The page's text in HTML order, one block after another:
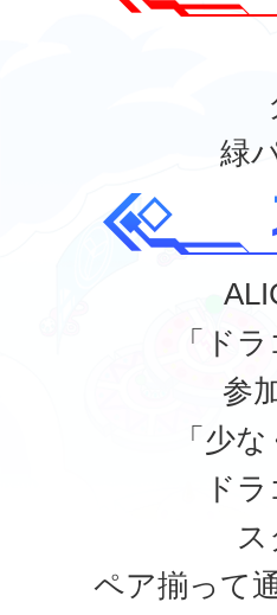
緑
「ド
参
「少
ド
ス
ペア揃って